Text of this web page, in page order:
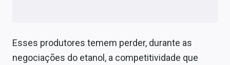
Esses produtores temem perder, durante as
negociações do etanol, a competitividade que